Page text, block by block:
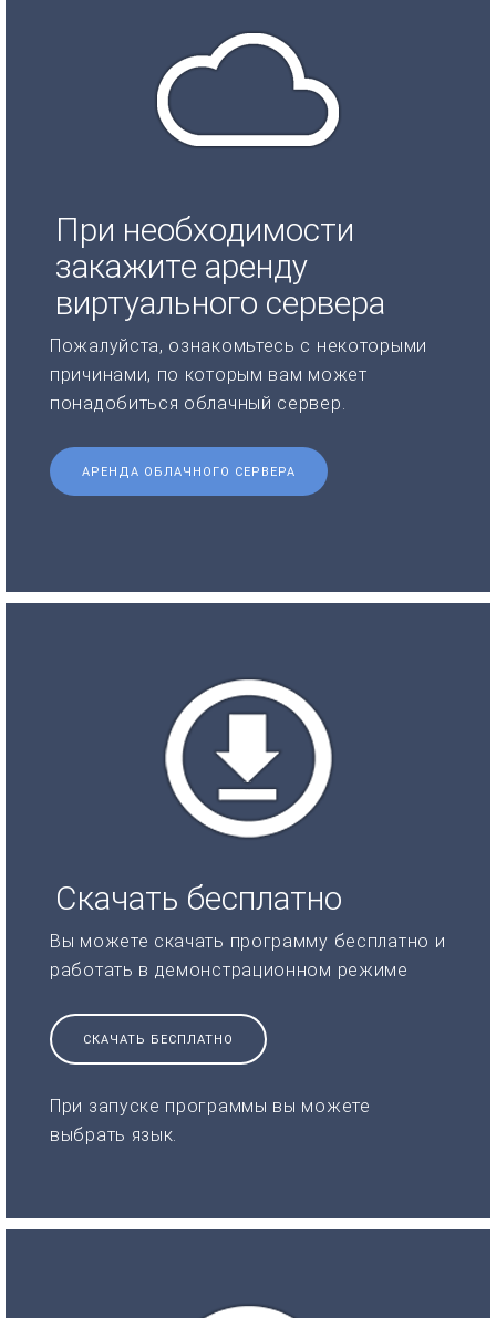
При необходимости
закажите аренду
виртуального сервера
Пожалуйста, ознакомьтесь с некоторыми
причинами, по которым вам может
понадобиться облачный сервер.
АРЕНДА ОБЛАЧНОГО СЕРВЕРА
Скачать бесплатно
Вы можете скачать программу бесплатно и
работать в демонстрационном режиме
СКАЧАТЬ БЕСПЛАТНО
При запуске программы вы можете
выбрать язык.